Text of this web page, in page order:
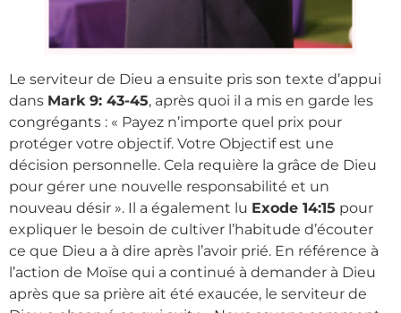
Le serviteur de Dieu a ensuite pris son texte d’appui
dans Mark 9: 43-45, après quoi il a mis en garde les
congrégants : « Payez n’importe quel prix pour
protéger votre objectif. Votre Objectif est une
décision personnelle. Cela requière la grâce de Dieu
pour gérer une nouvelle responsabilité et un
nouveau désir ». Il a également lu Exode 14:15 pour
expliquer le besoin de cultiver l’habitude d’écouter
ce que Dieu a à dire après l’avoir prié. En référence à
l’action de Moïse qui a continué à demander à Dieu
après que sa prière ait été exaucée, le serviteur de